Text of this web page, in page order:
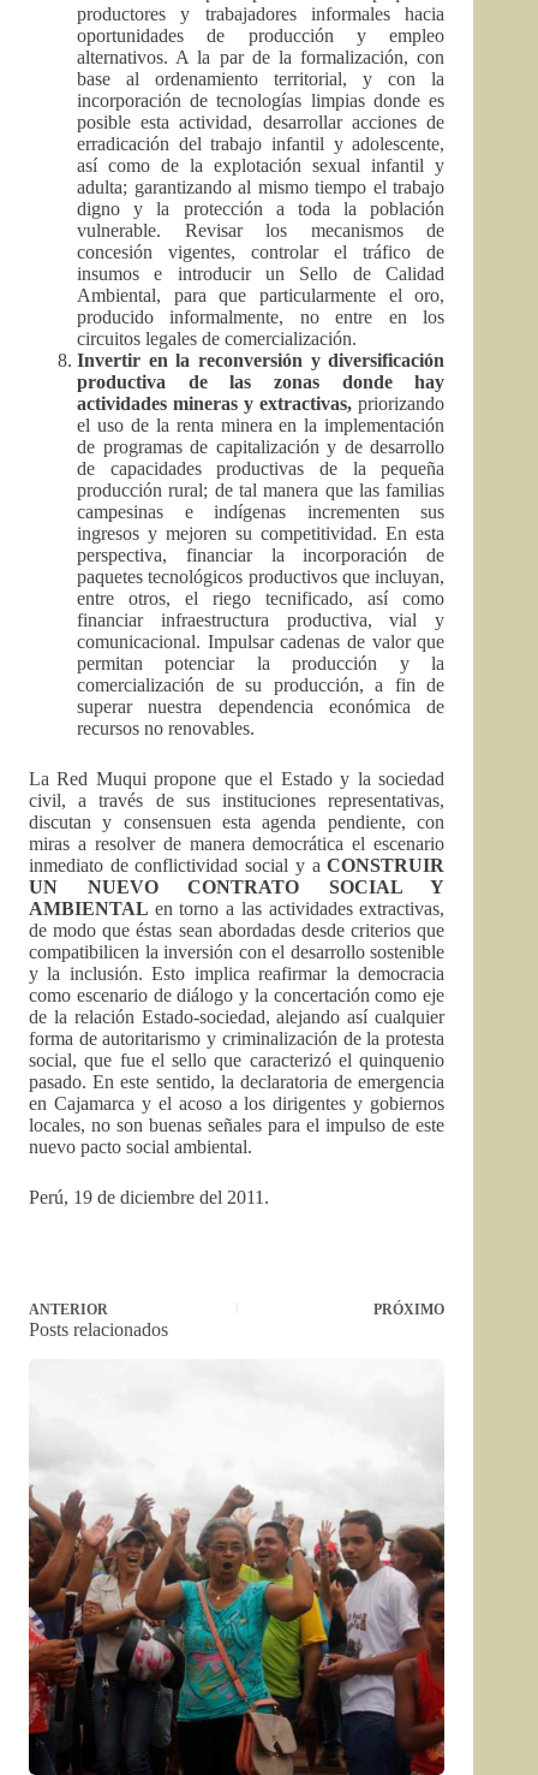
productores y trabajadores informales hacia
oportunidades de producción y empleo
alternativos. A la par de la formalización, con
base al ordenamiento territorial, y con la
incorporación de tecnologías limpias donde es
posible esta actividad, desarrollar acciones de
erradicación del trabajo infantil y adolescente,
así como de la explotación sexual infantil y
adulta; garantizando al mismo tiempo el trabajo
digno y la protección a toda la población
vulnerable. Revisar los mecanismos de
concesión vigentes, controlar el tráfico de
insumos e introducir un Sello de Calidad
Ambiental, para que particularmente el oro,
producido informalmente, no entre en los
circuitos legales de comercialización.
Invertir en la reconversión y diversificación
productiva de las zonas donde hay
actividades mineras y extractivas,priorizando
el uso de la renta minera en la implementación
de programas de capitalización y de desarrollo
de capacidades productivas de la pequeña
producción rural; de tal manera que las familias
campesinas e indígenas incrementen sus
ingresos y mejoren su competitividad. En esta
perspectiva, financiar la incorporación de
paquetes tecnológicos productivos que incluyan,
entre otros, el riego tecnificado, así como
financiar infraestructura productiva, vial y
comunicacional. Impulsar cadenas de valor que
permitan potenciar la producción y la
comercialización de su producción, a fin de
superar nuestra dependencia económica de
recursos no renovables.
La Red Muqui propone que el Estado y la sociedad
civil, a través de sus instituciones representativas,
discutan y consensuen esta agenda pendiente, con
miras a resolver de manera democrática el escenario
inmediato de conflictividad social y aCONSTRUIR
UN NUEVO CONTRATO SOCIAL Y
AMBIENTAL en torno a las actividades extractivas,
de modo que éstas sean abordadas desde criterios que
compatibilicen la inversión con el desarrollo sostenible
y la inclusión. Esto implica reafirmar la democracia
como escenario de diálogo y la concertación como eje
de la relación Estado-sociedad, alejando así cualquier
forma de autoritarismo y criminalización de la protesta
social, que fue el sello que caracterizó el quinquenio
pasado. En este sentido, la declaratoria de emergencia
en Cajamarca y el acoso a los dirigentes y gobiernos
locales, no son buenas señales para el impulso de este
nuevo pacto social ambiental.
Perú, 19 de diciembre del 2011.
ANTERIOR PRÓXIMO
Posts relacionados